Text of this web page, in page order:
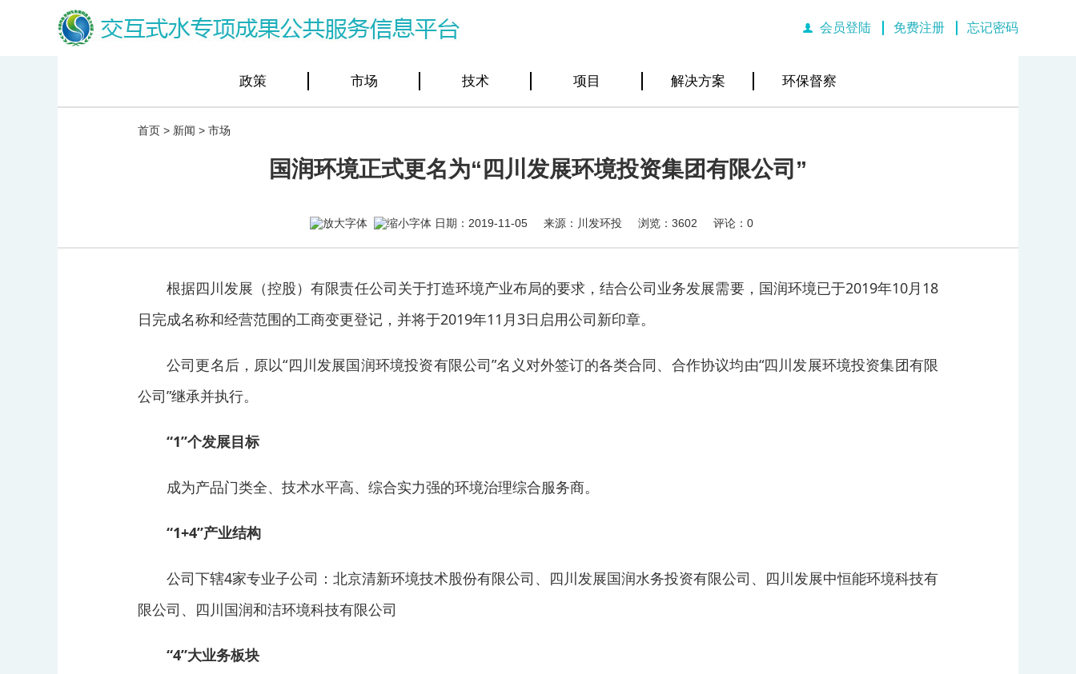
会员登陆 免费注册 忘记密码
政策 市场 技术 项目 解决方案 环保督察
首页 > 新闻 > 市场
国润环境正式更名为“四川发展环境投资集团有限公司”
日期：2019-11-05 来源：川发环投 浏览： 3602 评论：0
根据四川发展（控股）有限责任公司关于打造环境产业布局的要求，结合公司业务发展需要，国润环境已于2019年10月18
日完成名称和经营范围的工商变更登记，并将于2019年11月3日启用公司新印章。
公司更名后，原以“四川发展国润环境投资有限公司”名义对外签订的各类合同、合作协议均由“四川发展环境投资集团有限
公司”继承并执行。
“1”个发展目标
成为产品门类全、技术水平高、综合实力强的环境治理综合服务商。
“1+4”产业结构
公司下辖4家专业子公司：北京清新环境技术股份有限公司、四川发展国润水务投资有限公司、四川发展中恒能环境科技有
限公司、四川国润和洁环境科技有限公司
“4”大业务板块